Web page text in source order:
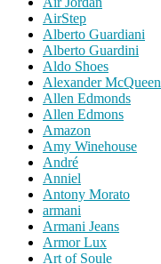
AirStep
Alberto Guardiani
Alberto Guardini
Aldo Shoes
Alexander McQueen
Allen Edmonds
Allen Edmons
Amazon
Amy Winehouse
André
Anniel
Antony Morato
armani
Armani Jeans
Armor Lux
Art of Soule